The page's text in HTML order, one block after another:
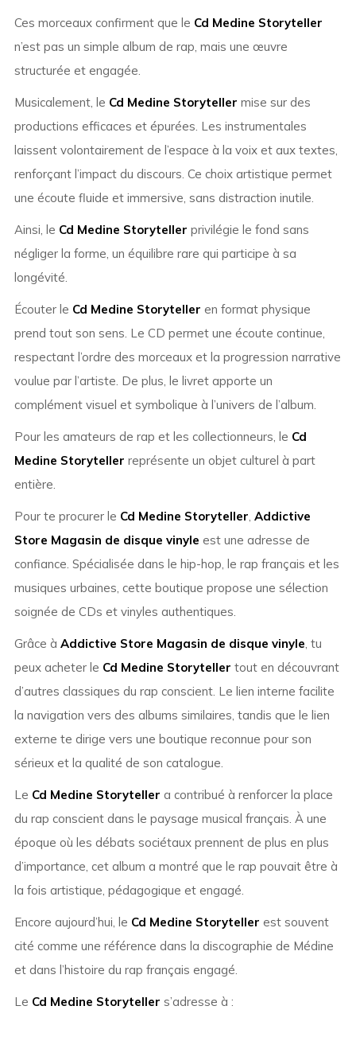
Ces morceaux confirment que le Cd Medine Storyteller
n’est pas un simple album de rap, mais une œuvre
structurée et engagée.
Musicalement, le Cd Medine Storyteller mise sur des
productions efficaces et épurées. Les instrumentales
laissent volontairement de l’espace à la voix et aux textes,
renforçant l’impact du discours. Ce choix artistique permet
une écoute fluide et immersive, sans distraction inutile.
Ainsi, le Cd Medine Storyteller privilégie le fond sans
négliger la forme, un équilibre rare qui participe à sa
longévité.
Écouter le Cd Medine Storyteller en format physique
prend tout son sens. Le CD permet une écoute continue,
respectant l’ordre des morceaux et la progression narrative
voulue par l’artiste. De plus, le livret apporte un
complément visuel et symbolique à l’univers de l’album.
Pour les amateurs de rap et les collectionneurs, le Cd
Medine Storyteller représente un objet culturel à part
entière.
Pour te procurer le Cd Medine Storyteller, Addictive
Store Magasin de disque vinyle est une adresse de
confiance. Spécialisée dans le hip-hop, le rap français et les
musiques urbaines, cette boutique propose une sélection
soignée de CDs et vinyles authentiques.
Grâce à Addictive Store Magasin de disque vinyle, tu
peux acheter le Cd Medine Storyteller tout en découvrant
d’autres classiques du rap conscient. Le lien interne facilite
la navigation vers des albums similaires, tandis que le lien
externe te dirige vers une boutique reconnue pour son
sérieux et la qualité de son catalogue.
Le Cd Medine Storyteller a contribué à renforcer la place
du rap conscient dans le paysage musical français. À une
époque où les débats sociétaux prennent de plus en plus
d’importance, cet album a montré que le rap pouvait être à
la fois artistique, pédagogique et engagé.
Encore aujourd’hui, le Cd Medine Storyteller est souvent
cité comme une référence dans la discographie de Médine
et dans l’histoire du rap français engagé.
Le Cd Medine Storyteller s’adresse à :